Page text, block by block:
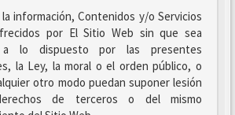
información, Contenidos y/o Servicios
por El Sitio Web sin que sea
a lo dispuesto por las presentes
la Ley, la moral o el orden público, o
otro modo puedan suponer lesión
de terceros o del mismo